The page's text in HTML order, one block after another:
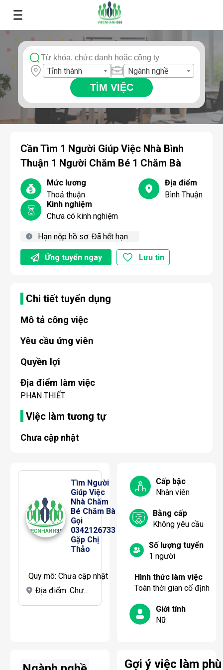
Tỉnh thành Ngành nghề
TÌM VIỆC
Cần Tìm 1 Người Giúp Việc Nhà Bình
Thuận 1 Người Chăm Bé 1 Chăm Bà
Mức lương
Thoả thuận
Địa điểm
Bình Thuận
Kinh nghiệm
Chưa có kinh nghiệm
Hạn nộp hồ sơ:Đã hết hạn
Ứng tuyển ngay Lưu tin
Chi tiết tuyển dụng
Mô tả công việc
Yêu cầu ứng viên
Quyền lợi
Địa điểm làm việc
PHAN THIẾT
Việc làm tương tự
Chưa cập nhật
Tìm Người
Giúp Việc
Nhà Chăm
Bé Chăm Bà
Gọi
0342126733
Gặp Chị
Thảo
Quy mô:Chưa cập nhật
Địa điểm: Chưa cập nhật
Cấp bậc
Nhân viên
Bằng cấp
Không yêu cầu
Số lượng tuyển
1 người
Hình thức làm việc
Toàn thời gian cố định
Giới tính
Nữ
Gợi ý việc làm